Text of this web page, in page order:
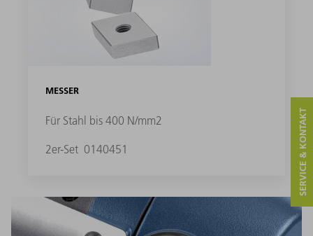
MESSER
Für Stahl bis 400 N/mm2
2er-Set 0140451 SERVICE & KONTAKT